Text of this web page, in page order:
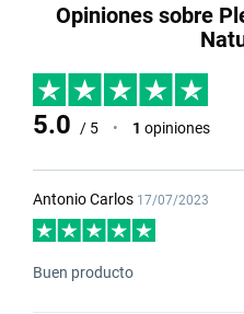
Opiniones sobre
5.0 / 5 • 1 opiniones
Antonio Carlos 17/07/2023
Buen producto